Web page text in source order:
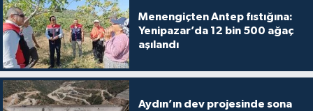
Menengiçten Antep fıstığına:
Yenipazar’da 12 bin 500 ağaç
aşılandı
Aydın’ın dev projesinde sona